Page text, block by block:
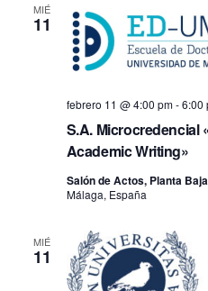
MIÉ
11
S.A. Microcredencial
Academic Writing»
febrero 11 @ 4:00 pm-6:00
Salón de Actos, Planta Baja
Málaga, España
MIÉ
11